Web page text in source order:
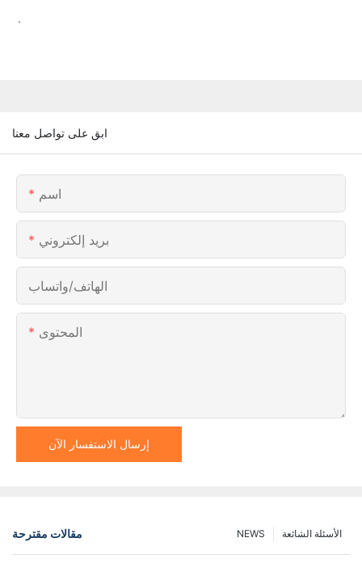
.
ابق على تواصل معنا
اسم
بريد إلكتروني
الهاتف/واتساب
المحتوى
إرسال الاستفسار الآن
مقالات مقترحة الأسئلة الشائعة NEWS